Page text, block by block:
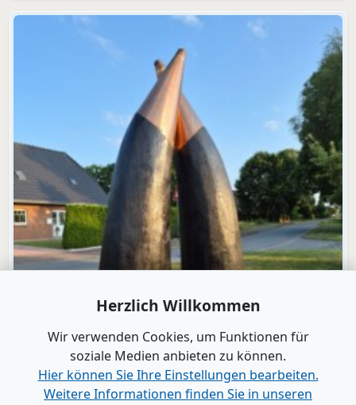
Herzlich Willkommen
Wir verwenden Cookies, um Funktionen für
soziale Medien anbieten zu können.
Hier können Sie Ihre Einstellungen bearbeiten.
Weitere Informationen finden Sie in unseren